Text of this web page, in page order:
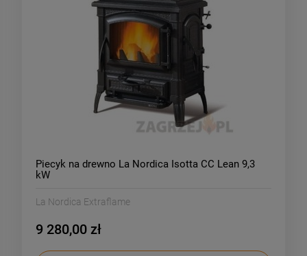
Piecyk na drewno La Nordica Isotta CC Lean 9,3
kW
La Nordica Extraflame
9 280,00 zł